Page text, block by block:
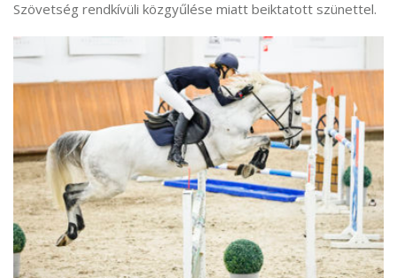
Szövetség rendkívüli közgyűlése miatt beiktatott szünettel.